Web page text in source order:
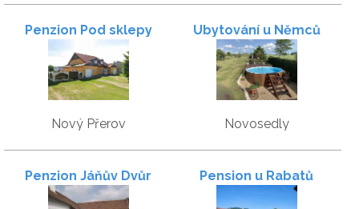
Penzion Pod sklepy
Nový Přerov
Ubytování u Němců
Novosedly
Penzion Jáňův Dvůr Pension u Rabatů